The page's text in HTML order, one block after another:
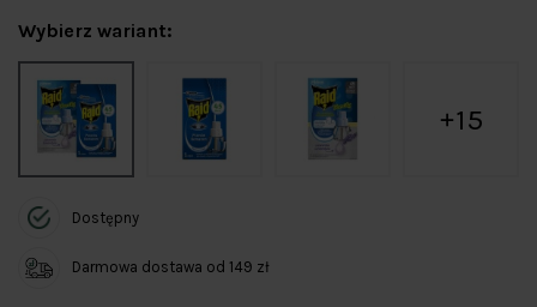
Wybierz wariant:
15
Dostępny
Darmowa dostawa od 149 zł